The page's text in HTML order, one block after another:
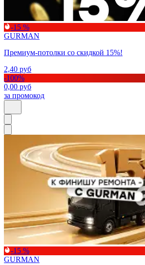
-15 %
GURMAN
Премиум-потолки со скидкой 15%!
2,40 руб
-100%
0,00 руб
за промокод
-15 %
GURMAN